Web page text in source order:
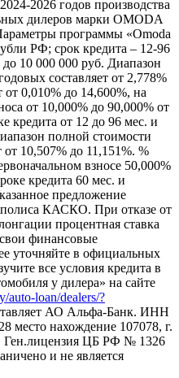
2026 годов производства
дилеров марки OMODA
программы «Omoda
РФ; срок кредита – 12-96
10 000 000 руб. Диапазон
составляет от 2,778%
от 0,010% до 14,600%, на
от 10,000% до 90,000% от
кредита от 12 до 96 мес. и
полной стоимости
от 10,507% до 11,151%. %
взносе 50,000%
кредита 60 мес. и
предложение
полиса КАСКО. При отказе от
процентная ставка
финансовые
уточняйте в официальных
все условия кредита в
у дилера» на сайте
auto-loan/dealers/?
АО Альфа-Банк. ИНН
место нахождение 107078, г.
Ген.лицензия ЦБ РФ № 1326
и не является